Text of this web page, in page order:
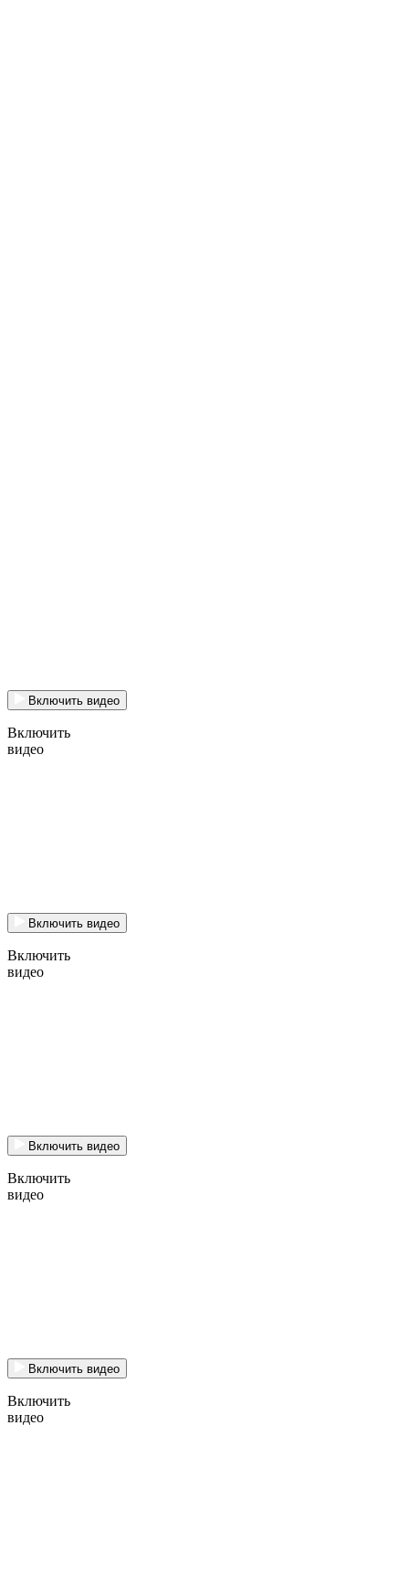
Включить видео
Включить
видео
Включить видео
Включить
видео
Включить видео
Включить
видео
Включить видео
Включить
видео